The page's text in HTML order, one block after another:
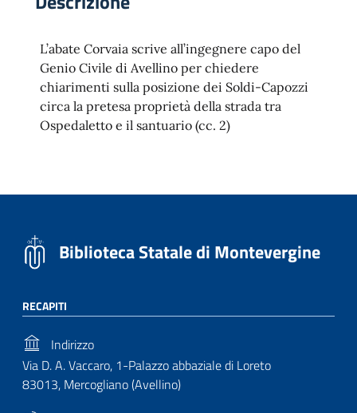
L’abate Corvaia scrive all’ingegnere capo del
Genio Civile di Avellino per chiedere
chiarimenti sulla posizione dei Soldi-Capozzi
circa la pretesa proprietà della strada tra
Ospedaletto e il santuario (cc. 2)
Biblioteca Statale di Montevergine
RECAPITI
Indirizzo
Via D. A. Vaccaro, 1-Palazzo abbaziale di Loreto
83013, Mercogliano (Avellino)